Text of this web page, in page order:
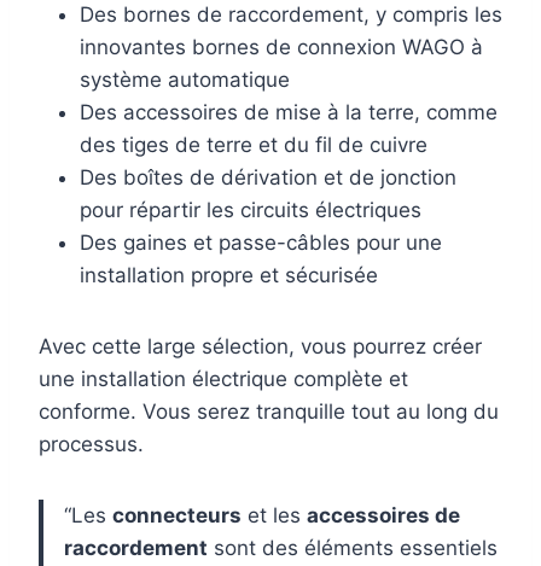
Des bornes de raccordement, y compris les
innovantes bornes de connexion WAGO à
système automatique
Des accessoires de mise à la terre, comme
des tiges de terre et du fil de cuivre
Des boîtes de dérivation et de jonction
pour répartir les circuits électriques
Des gaines et passe-câbles pour une
installation propre et sécurisée
Avec cette large sélection, vous pourrez créer
une installation électrique complète et
conforme. Vous serez tranquille tout au long du
processus.
“Les connecteurs et les accessoires de
raccordement sont des éléments essentiels